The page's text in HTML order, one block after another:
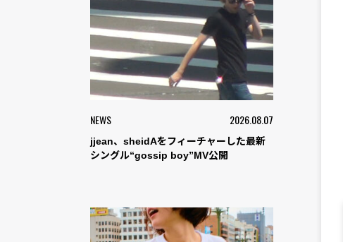
NEWS 2026.08.07
jjean、sheidAをフィーチャーした最新
シングル“gossip boy”MV公開